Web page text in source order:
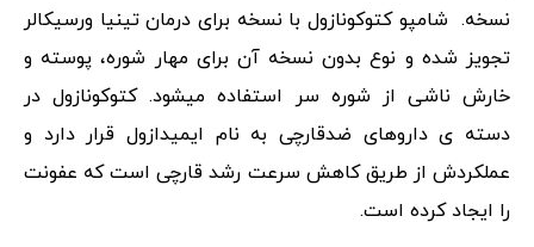
نسخه. شامپو کتوکونازول با نسخه برای درمان تینیا ورسیکالر
تجویز شده و نوع بدون نسخه آن برای مهار شوره، پوسته و
خارش ناشی از شوره سر استفاده میشود. کتوکونازول در
دسته ی داروهای ضدقارچی به نام ایمیدازول قرار دارد و
عملکردش از طریق کاهش سرعت رشد قارچی است که عفونت
را ایجاد کرده است.